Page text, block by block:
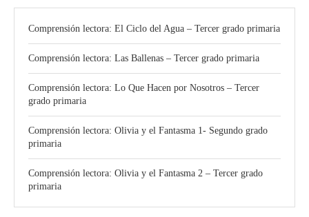
Comprensión lectora: El Ciclo del Agua – Tercer grado primaria
Comprensión lectora: Las Ballenas – Tercer grado primaria
Comprensión lectora: Lo Que Hacen por Nosotros – Tercer
grado primaria
Comprensión lectora: Olivia y el Fantasma 1- Segundo grado
primaria
Comprensión lectora: Olivia y el Fantasma 2 – Tercer grado
primaria